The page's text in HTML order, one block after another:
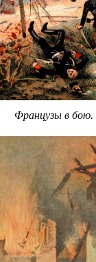
Французы в бою.